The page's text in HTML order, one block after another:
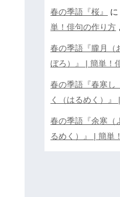
春の季語『桜』
単！俳句の作り方
春の季語『朧月（
ぼろ）』 | 簡単！
春の季語『春寒し
く（はるめく）』
春の季語『余寒（
るめく）』 | 簡単